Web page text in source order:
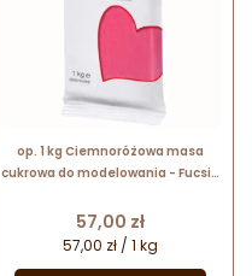
op. 1 kg Ciemnoróżowa masa
cukrowa do modelowania - Fucsia
mocna i elastyczna
Cena
57,00 zł
57,00 zł / 1 kg